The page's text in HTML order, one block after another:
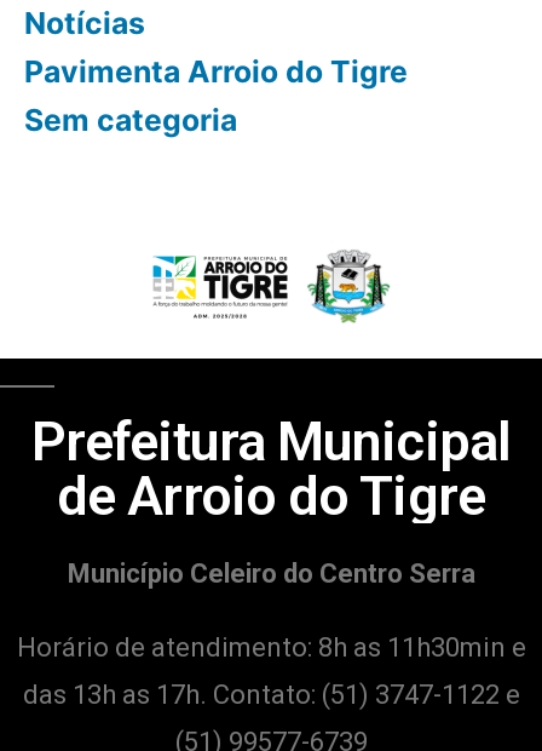
Notícias
Pavimenta Arroio do Tigre
Sem categoria
Prefeitura Municipal
de Arroio do Tigre
Município Celeiro do Centro Serra
Horário de atendimento: 8h as 11h30min e
das 13h as 17h. Contato: (51) 3747-1122 e
(51) 99577-6739